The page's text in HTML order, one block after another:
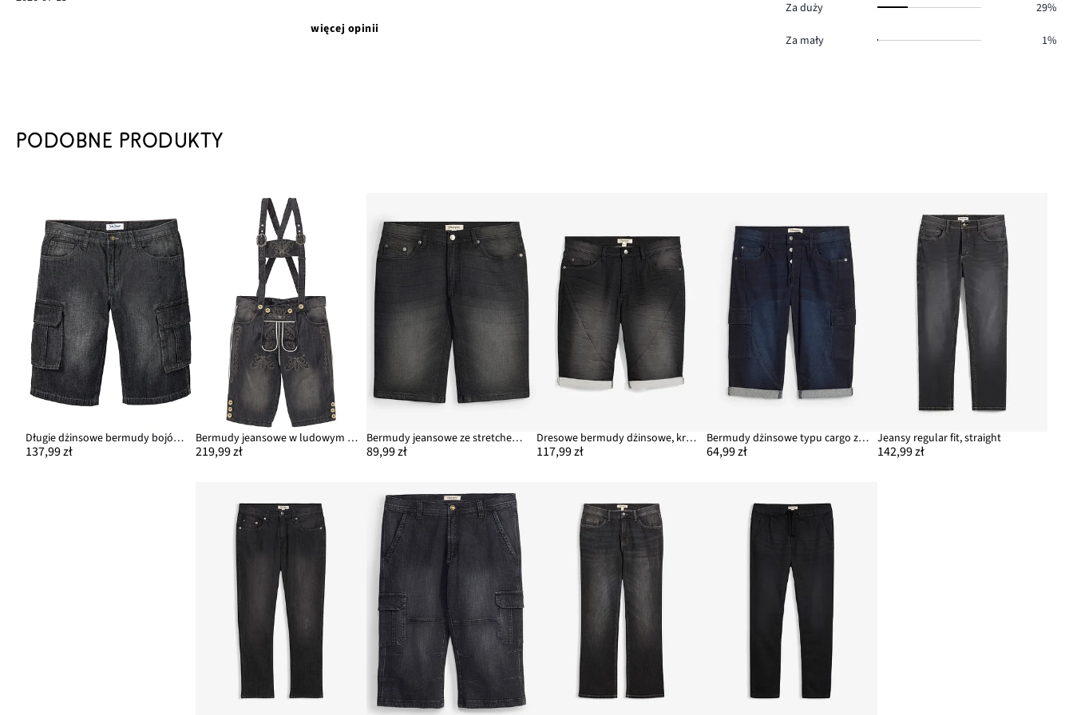
więcej opinii
Za duży 29%
Za mały 1%
PODOBNE PRODUKTY
Długie dżinsowe bermudy bojówki, relaxed fit
137,99 zł
Bermudy jeansowe w ludowym stylu, regular fit
219,99 zł
Bermudy jeansowe ze stretchem i wzmocnionym krokiem, regular fit
89,99 zł
Dresowe bermudy dżinsowe, krój relaxed fit
117,99 zł
Bermudy dżinsowe typu cargo ze stretchem, regular fit
64,99 zł
Jeansy regular fit, straight
142,99 zł